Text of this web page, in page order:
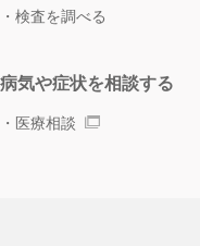
検査を調べる
病気や症状を相談する
医療相談